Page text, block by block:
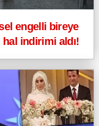
engelli bireye
hal indirimi aldı!